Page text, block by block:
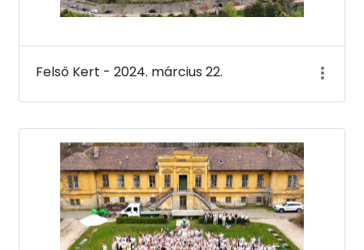
Felső Kert - 2024. március 22.